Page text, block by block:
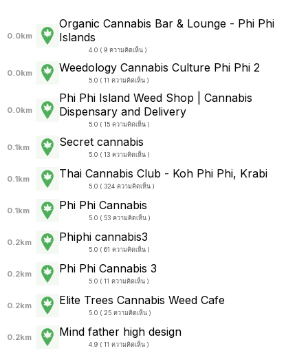
0.0km
Organic Cannabis Bar & Lounge - Phi Phi
Islands
4.0 ( 9 ความคิดเห็น )
0.0km Weedology Cannabis Culture Phi Phi 2
5.0 ( 11 ความคิดเห็น )
0.0km
Phi Phi Island Weed Shop | Cannabis
Dispensary and Delivery
5.0 ( 15 ความคิดเห็น )
0.1km Secret cannabis
5.0 ( 13 ความคิดเห็น )
0.1km Thai Cannabis Club - Koh Phi Phi, Krabi
5.0 ( 324 ความคิดเห็น )
0.1km Phi Phi Cannabis
5.0 ( 53 ความคิดเห็น )
0.2km Phiphi cannabis3
5.0 ( 61 ความคิดเห็น )
0.2km Phi Phi Cannabis 3
5.0 ( 11 ความคิดเห็น )
0.2km Elite Trees Cannabis Weed Cafe
5.0 ( 25 ความคิดเห็น )
0.2km Mind father high design
4.9 ( 11 ความคิดเห็น )